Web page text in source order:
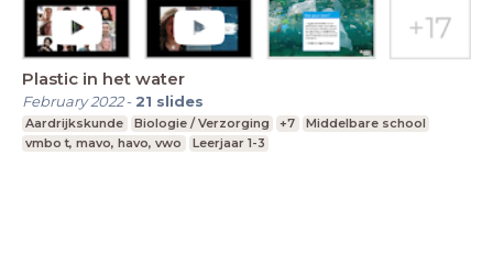
Plastic in het water
February 2022- 21 slides
Aardrijkskunde Biologie / Verzorging +7
Middelbare school
vmbo t, mavo, havo, vwo
Leerjaar 1-3